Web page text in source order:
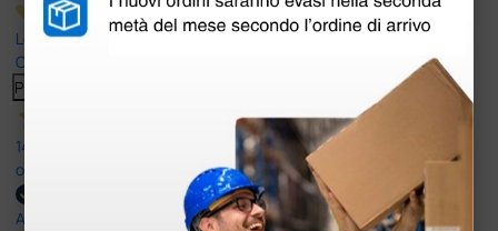
Le nostre recensioni a 4 e 5 stelle.
Clicca qui per leggerle tutte >
Precedente
14 Luglio 2026
ottima
Acquirente verificato